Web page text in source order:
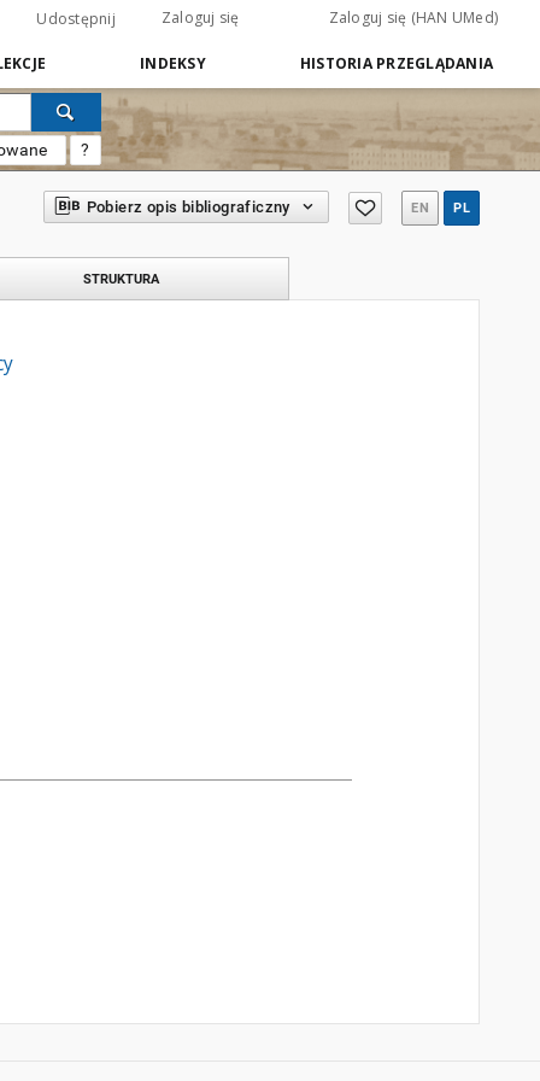
Udostępnij Zaloguj się Zaloguj się (HAN UMed)
INDEKSY HISTORIA PRZEGLĄDANIA
?
Pobierz opis bibliograficzny EN PL
STRUKTURA